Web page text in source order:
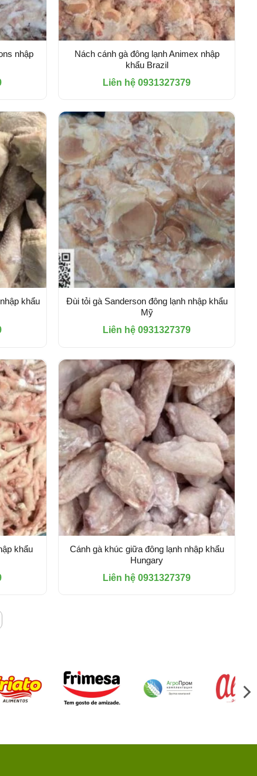
nhập
Nách cánh gà đông lạnh Animex nhập
khẩu Brazil
Liên hệ 0931327379
khẩu
Đùi tỏi gà Sanderson đông lạnh nhập khẩu
Mỹ
Liên hệ 0931327379
khẩu
Cánh gà khúc giữa đông lạnh nhập khẩu
Hungary
Liên hệ 0931327379